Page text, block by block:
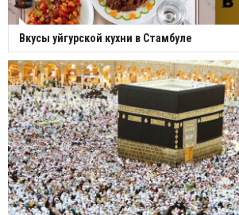
Вкусы уйгурской кухни в Стамбуле